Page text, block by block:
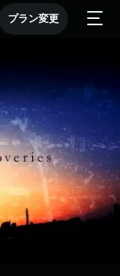
プラン変更